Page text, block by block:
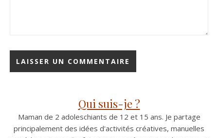
Qui suis-je ?
Maman de 2 adoleschiants de 12 et 15 ans. Je partage
principalement des idées d'activités créatives, manuelles